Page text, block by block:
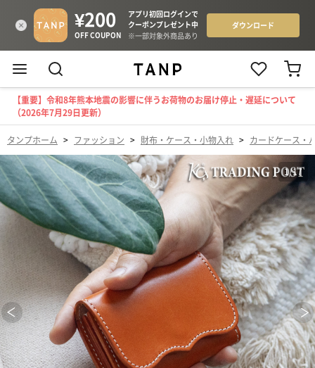
【重要】令和8年熊本地震の影響に伴うお荷物のお届け停止・遅延について
（2026年7月29日更新）
タンプホーム > ファッション > 財布・ケース・小物入れ > カードケース・
1/17